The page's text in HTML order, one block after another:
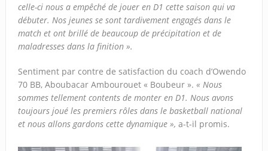
celle-ci nous a empêché de jouer en D1 cette saison qui va
débuter. Nos jeunes se sont tardivement engagés dans le
match et ont brillé de beaucoup de précipitation et de
maladresses dans la finition ».
Sentiment par contre de satisfaction du coach d’Owendo
70 BB, Aboubacar Ambourouet « Boubeur ». « Nous
sommes tellement contents de monter en D1. Nous avons
toujours joué les premiers rôles dans le basketball national
et nous allons gardons cette dynamique », a-t-il promis.